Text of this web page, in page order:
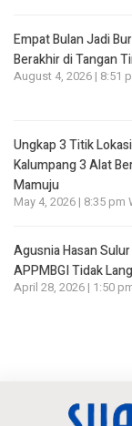
Empat Bulan Jadi
Berakhir di Tangan
August 4, 2026 | 8:51
Ungkap 3 Titik
Kalumpang 3 Alat
Mamuju
May 4, 2026 | 8:35 pm
Agusnia Hasan
APPMBGI Tidak
April 28, 2026 | 1:50